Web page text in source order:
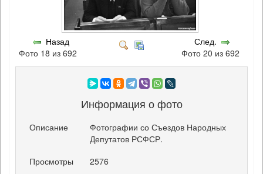
Назад
Фото 18 из 692
След.
Фото 20 из 692
Информация о фото
Описание
Фотографии со Съездов Народных
Депутатов РСФСР.
Просмотры
2576